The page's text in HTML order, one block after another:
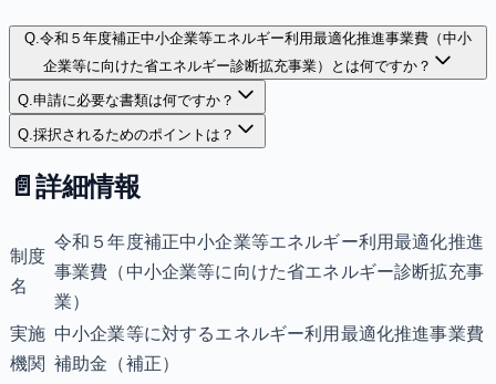
Q.令和５年度補正中小企業等エネルギー利用最適化推進事業費（中小
企業等に向けた省エネルギー診断拡充事業）とは何ですか？
Q.申請に必要な書類は何ですか？
Q.採択されるためのポイントは？
📄 詳細情報
制度
名
令和５年度補正中小企業等エネルギー利用最適化推進
事業費（中小企業等に向けた省エネルギー診断拡充事
業）
実施
機関
中小企業等に対するエネルギー利用最適化推進事業費
補助金（補正）